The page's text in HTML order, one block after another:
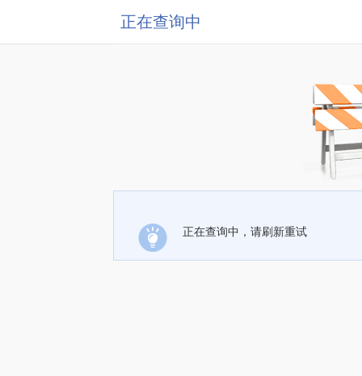
正在查询中
正在查询中，请刷新重试